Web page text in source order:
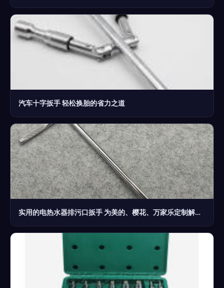
汽车十字扳手 轻松换胎的省力之道
实用的电热水器排污口扳手 为美的、樱花、万家乐定制解决方案